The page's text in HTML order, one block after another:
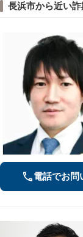
長浜市から近い
電話でお問